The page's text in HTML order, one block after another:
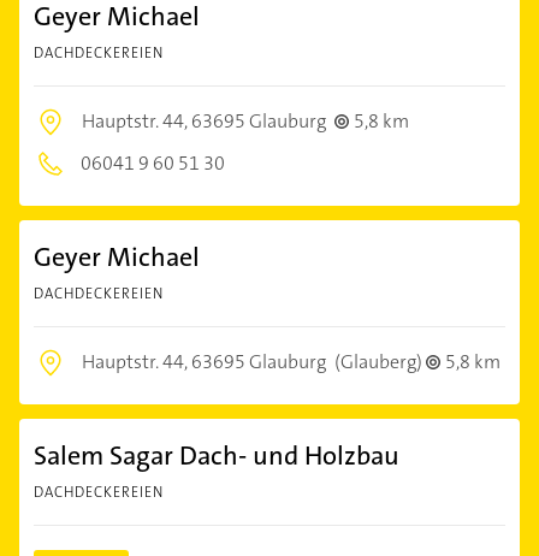
Geyer Michael
DACHDECKEREIEN
Hauptstr. 44,63695 Glauburg
5,8 km
06041 9 60 51 30
Geyer Michael
DACHDECKEREIEN
Hauptstr. 44,63695 Glauburg (Glauberg) 5,8 km
Salem Sagar Dach- und Holzbau
DACHDECKEREIEN